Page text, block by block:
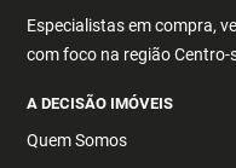
Especialistas em compra,
com foco na região Centro-
A DECISÃO IMÓVEIS
Quem Somos